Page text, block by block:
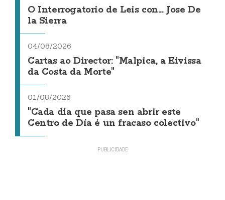
O Interrogatorio de Leis con... Jose De
la Sierra
04/08/2026
Cartas ao Director: "Malpica, a Eivissa
da Costa da Morte"
01/08/2026
"Cada día que pasa sen abrir este
Centro de Día é un fracaso colectivo"